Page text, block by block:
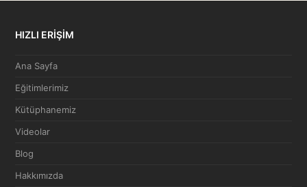
HIZLI ERİŞİM
Ana Sayfa
Eğitimlerimiz
Kütüphanemiz
Videolar
Blog
Hakkımızda